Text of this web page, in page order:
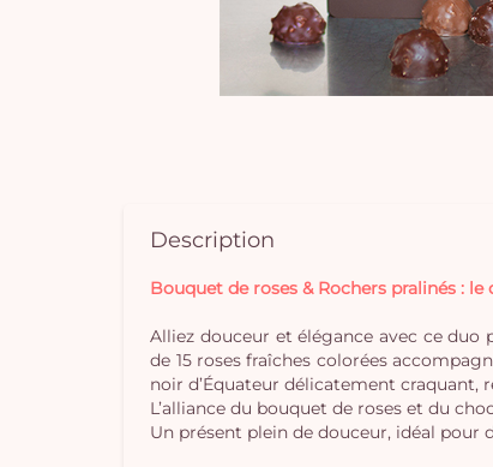
Description
Bouquet de roses & Rochers pralinés :
Alliez douceur et élégance avec ce
de 15 roses fraîches colorées
noir d’Équateur délicatement
L’alliance du bouquet de roses et du
Un présent plein de douceur, idéal pour